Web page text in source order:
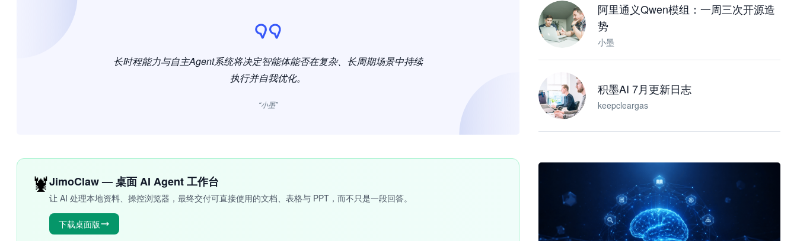
长时程能力与自主Agent系统将决定智能体能否在复杂、长周期场景中持续
执行并自我优化。
“小墨”
🦞JimoClaw — 桌面 AI Agent 工作台
让 AI 处理本地资料、操控浏览器，最终交付可直接使用的文档、表格与 PPT，而不只是一段回答。
下载桌面版
阿里通义Qwen模组：一周三次开源造
势
小墨
积墨AI 7月更新日志
keepcleargas